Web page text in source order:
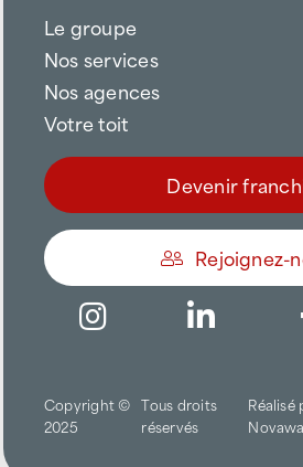
Le groupe
Nos services
Nos agences
Votre toit
Devenir
Rejoignez-
Copyright ©
2025
Tous droits
réservés
Réalisé